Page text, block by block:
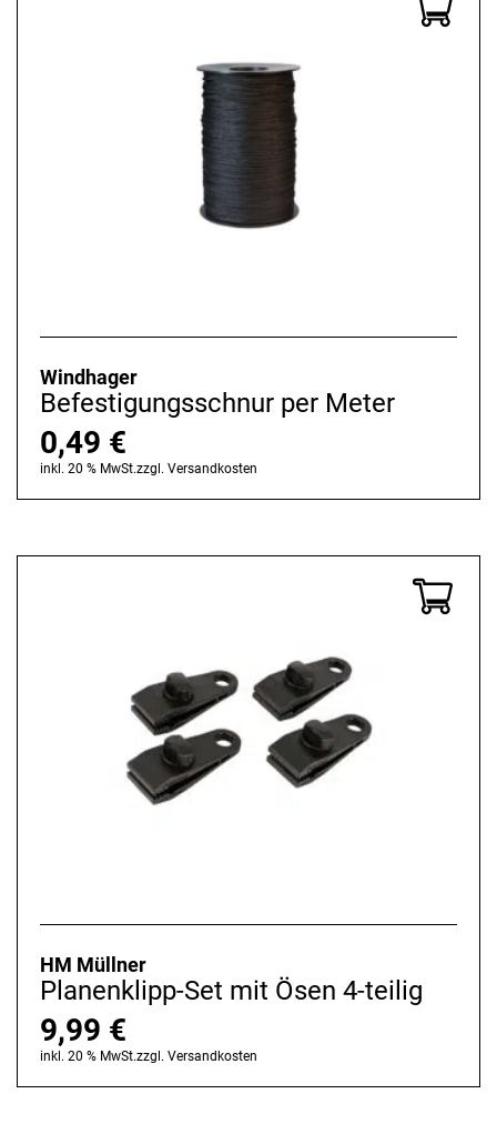
Windhager
Befestigungsschnur per Meter
0,49 €
inkl. 20 % MwSt.zzgl. Versandkosten
HM Müllner
Planenklipp-Set mit Ösen 4-teilig
9,99 €
inkl. 20 % MwSt.zzgl. Versandkosten